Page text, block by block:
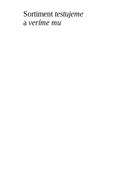
Sortiment testujeme
a veríme mu